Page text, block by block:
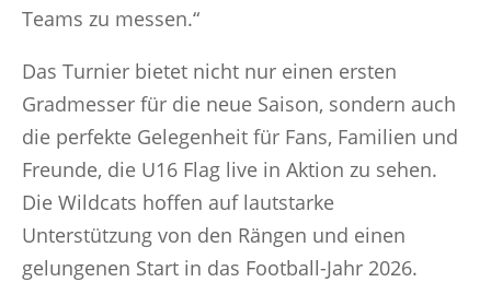
Teams zu messen.“
Das Turnier bietet nicht nur einen ersten
Gradmesser für die neue Saison, sondern auch
die perfekte Gelegenheit für Fans, Familien und
Freunde, die U16 Flag live in Aktion zu sehen.
Die Wildcats hoffen auf lautstarke
Unterstützung von den Rängen und einen
gelungenen Start in das Football-Jahr 2026.